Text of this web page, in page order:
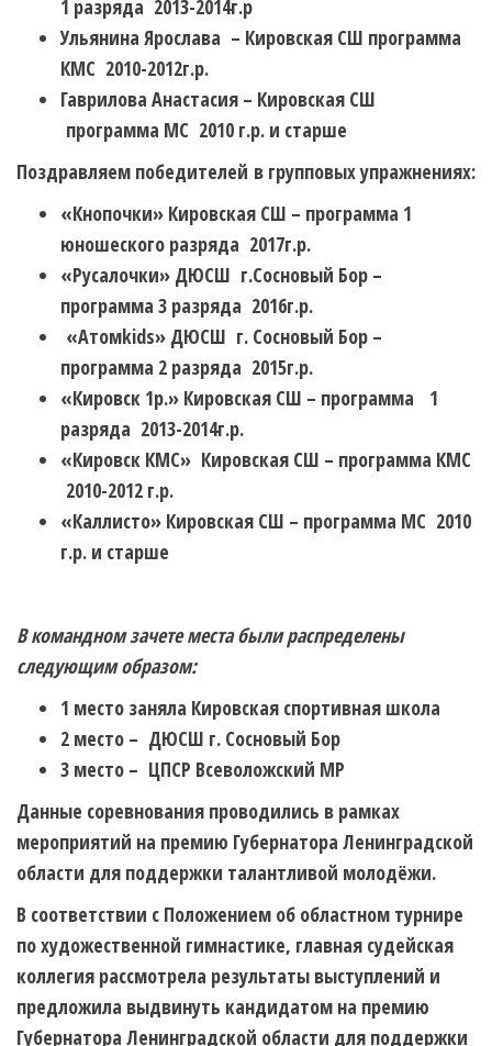
1 разряда 2013-2014г.р
Ульянина Ярослава – Кировская СШ программа
КМС 2010-2012г.р.
Гаврилова Анастасия – Кировская СШ
программа МС 2010 г.р. и старше
Поздравляем победителей в групповых упражнениях:
«Кнопочки» Кировская СШ – программа 1
юношеского разряда 2017г.р.
«Русалочки» ДЮСШ г.Сосновый Бор –
программа 3 разряда 2016г.р.
«Атомkids» ДЮСШ г. Сосновый Бор –
программа 2 разряда 2015г.р.
«Кировск 1р.» Кировская СШ – программа 1
разряда 2013-2014г.р.
«Кировск КМС» Кировская СШ – программа КМС
2010-2012 г.р.
«Каллисто» Кировская СШ – программа МС 2010
г.р. и старше
В командном зачете места были распределены
следующим образом:
1 место заняла Кировская спортивная школа
2 место – ДЮСШ г. Сосновый Бор
3 место – ЦПСР Всеволожский МР
Данные соревнования проводились в рамках
мероприятий на премию Губернатора Ленинградской
области для поддержки талантливой молодёжи.
В соответствии с Положением об областном турнире
по художественной гимнастике, главная судейская
коллегия рассмотрела результаты выступлений и
предложила выдвинуть кандидатом на премию
Губернатора Ленинградской области для поддержки